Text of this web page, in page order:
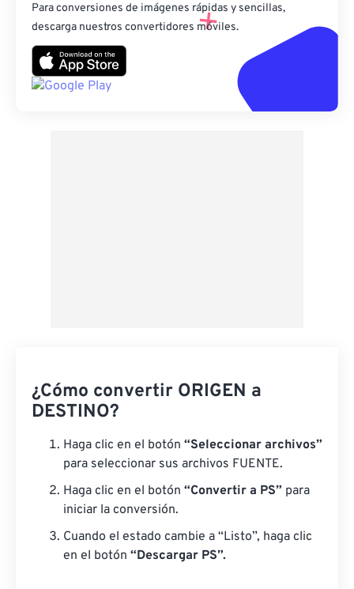
Para conversiones de imágenes rápidas y sencillas,
descarga nuestros convertidores móviles.
¿Cómo convertir ORIGEN a
DESTINO?
Haga clic en el botón “Seleccionar archivos”
para seleccionar sus archivos FUENTE.
Haga clic en el botón “Convertir a PS” para
iniciar la conversión.
Cuando el estado cambie a “Listo”, haga clic
en el botón “Descargar PS”.